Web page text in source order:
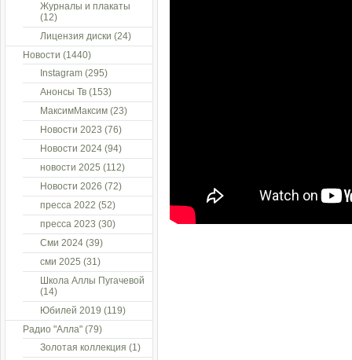
Журналы и плакаты
(12)
Лицензия диски (24)
Новости (1440)
Instagram (295)
Анонсы Тв (153)
МаксимМаксим (23)
Новости 2023 (76)
Новости 2024 (94)
новости 2025 (112)
Новости 2026 (72)
пресса 2022 (52)
пресса 2023 (30)
Сми 2024 (39)
сми 2025 (31)
Школа Аллы Пугачевой
(14)
Юбилей 2019 (119)
Радио "Алла" (79)
Золотая коллекция (1)